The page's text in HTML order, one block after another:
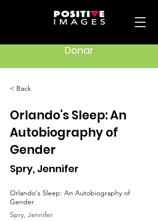
Donar
< Back
Orlando's Sleep: An
Autobiography of
Gender
Spry, Jennifer
Orlando's Sleep: An Autobiography of
Gender
Spry, Jennifer